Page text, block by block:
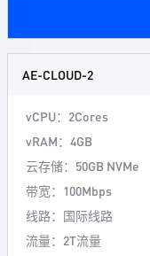
AE-CLOUD-2
vCPU：2Cores
vRAM：4GB
云存储：50GB NVMe
带宽：100Mbps
线路：国际线路
流量：2T流量